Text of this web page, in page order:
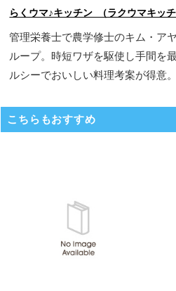
らくウマ♪キッチン （ラクウマキッチ
管理栄養士で農学修士のキム・ア
ループ。時短ワザを駆使し手間を
ルシーでおいしい料理考案が得意。
こちらもおすすめ